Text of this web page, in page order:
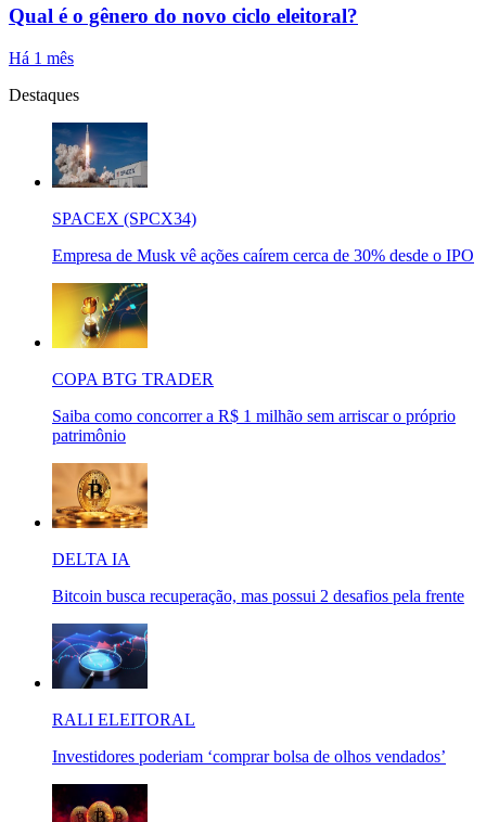
Qual é o gênero do novo ciclo eleitoral?
Há 1 mês
Destaques
SPACEX (SPCX34)
Empresa de Musk vê ações caírem cerca de 30% desde o IPO
COPA BTG TRADER
Saiba como concorrer a R$ 1 milhão sem arriscar o próprio
patrimônio
DELTA IA
Bitcoin busca recuperação, mas possui 2 desafios pela frente
RALI ELEITORAL
Investidores poderiam ‘comprar bolsa de olhos vendados’